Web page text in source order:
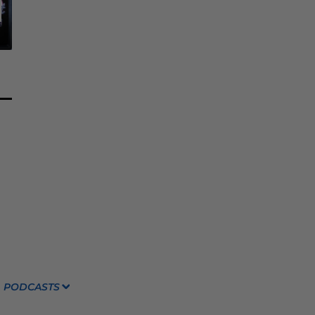
PODCASTS